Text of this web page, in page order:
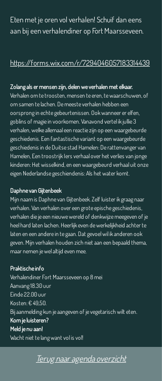
Eten met je oren vol verhalen! Schuif dan eens
aan bij een verhalendiner op Fort Maarsseveen.
https://forms.wix.com/r/7294046057183314439
Zolang als er mensen zijn, delen we verhalen met elkaar.
Verhalen om te troosten, mensen te eren, te waarschuwen, of
om samen te lachen. De meeste verhalen hebben een
oorsprong in echte gebeurtenissen. Ook wanneer er elfen,
goblins of magie in voorkomen. Vanavond vertel ik jullie 3
verhalen, welke allemaal een reactie zijn op een waargebeurde
geschiedenis. Een fantastische variant op een waargebeurde
geschiedenis in de Duitse stad Hamelen: De rattenvanger van
Hamelen, Een troostrijk Iers verhaal over het verlies van jonge
kinderen: Het wisselkind, en een waargebeurd verhaal uit onze
eigen Nederlandse geschiendenis: Als het water komt.
Daphne van Gijtenbeek
Mijn naam is Daphne van Gijtenbeek. Zelf luister ik graag naar
verhalen. Van verhalen over een grote epische geschiedenis,
verhalen die je een nieuwe wereld of denkwijze meegeven of je
heel hard laten lachen. Heerlijk even de werkelijkheid achter te
laten en een andere in te gaan. Dat gevoel wil ik anderen ook
geven. Mijn verhalen houden zich niet aan een bepaald thema,
maar nemen je wel altijd even mee.
Praktische info
Verhalendiner Fort Maarsseveen op 8 mei
Aanvang 18.30 uur
Einde 22.00 uur
Kosten: € 49,50.
Bij aanmelding kun je aangeven of je vegetarisch wilt eten.
Kom je luisteren?
Meld je nu aan!
Wacht niet te lang want vol is vol!
Terug naar agenda overzicht